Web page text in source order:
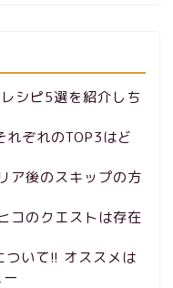
シピ5選を紹介しち
ぞれのTOP3はど
ア後のスキップの方
コのクエストは存在
ついて!! オススメは